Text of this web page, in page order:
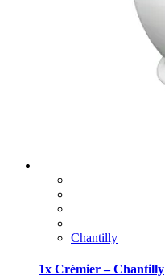
Chantilly
1x Crémier – Chantilly